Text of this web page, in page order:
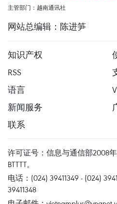
主管部门：越南通讯社
网站总编辑：陈进笋
知识产权
RSS
语言
新闻服务
联系
许可证号：信息与通信部2008年
BTTTT。
电话：(024) 39411349 - (024)
39411348